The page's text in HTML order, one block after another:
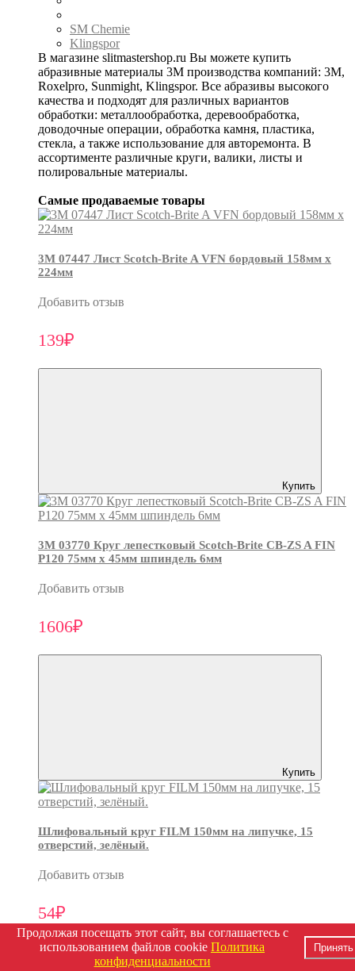
SM Chemie
Klingspor
В магазине slitmastershop.ru Вы можете купить
абразивные материалы 3М производства компаний: 3М,
Roxelpro, Sunmight, Klingspor. Все абразивы высокого
качества и подходят для различных вариантов
обработки: металлообработка, деревообработка,
доводочные операции, обработка камня, пластика,
стекла, а также использование для авторемонта. В
ассортименте различные круги, валики, листы и
полировальные материалы.
Самые продаваемые товары
3М 07447 Лист Scotch-Brite A VFN бордовый 158мм х
224мм
Добавить отзыв
139₽
Купить
3М 03770 Круг лепестковый Scotch-Brite CB-ZS A FIN
P120 75мм х 45мм шпиндель 6мм
Добавить отзыв
1606₽
Купить
Шлифовальный круг FILM 150мм на липучке, 15
отверстий, зелёный.
Добавить отзыв
54₽
Продолжая посещать этот сайт, вы соглашаетесь с
использованием файлов cookie Политика
конфиденциальности
Принять